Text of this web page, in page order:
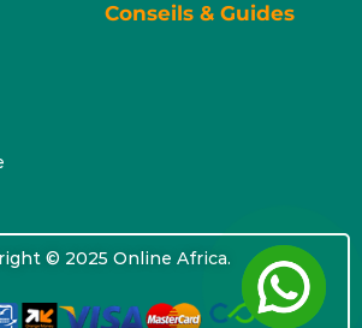
Conseils & Guides
© 2025 Online Africa.